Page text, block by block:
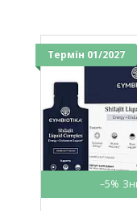
Термін 01/2027
–5%